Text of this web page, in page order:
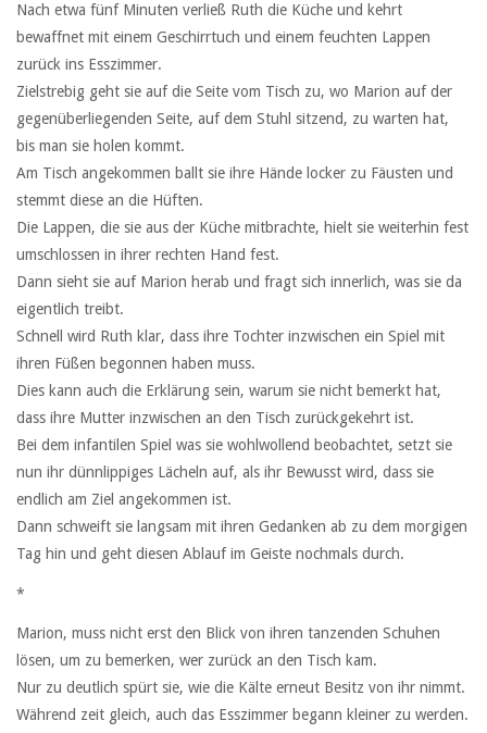
Nach etwa fünf Minuten verließ Ruth die Küche und kehrt
bewaffnet mit einem Geschirrtuch und einem feuchten Lappen
zurück ins Esszimmer.
Zielstrebig geht sie auf die Seite vom Tisch zu, wo Marion auf der
gegenüberliegenden Seite, auf dem Stuhl sitzend, zu warten hat,
bis man sie holen kommt.
Am Tisch angekommen ballt sie ihre Hände locker zu Fäusten und
stemmt diese an die Hüften.
Die Lappen, die sie aus der Küche mitbrachte, hielt sie weiterhin fest
umschlossen in ihrer rechten Hand fest.
Dann sieht sie auf Marion herab und fragt sich innerlich, was sie da
eigentlich treibt.
Schnell wird Ruth klar, dass ihre Tochter inzwischen ein Spiel mit
ihren Füßen begonnen haben muss.
Dies kann auch die Erklärung sein, warum sie nicht bemerkt hat,
dass ihre Mutter inzwischen an den Tisch zurückgekehrt ist.
Bei dem infantilen Spiel was sie wohlwollend beobachtet, setzt sie
nun ihr dünnlippiges Lächeln auf, als ihr Bewusst wird, dass sie
endlich am Ziel angekommen ist.
Dann schweift sie langsam mit ihren Gedanken ab zu dem morgigen
Tag hin und geht diesen Ablauf im Geiste nochmals durch.
*
Marion, muss nicht erst den Blick von ihren tanzenden Schuhen
lösen, um zu bemerken, wer zurück an den Tisch kam.
Nur zu deutlich spürt sie, wie die Kälte erneut Besitz von ihr nimmt.
Während zeit gleich, auch das Esszimmer begann kleiner zu werden.